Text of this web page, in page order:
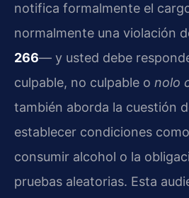
notifica formalmente el
normalmente una violación
266— y usted debe
culpable, no culpable o nolo
también aborda la cuestión
establecer condiciones
consumir alcohol o la
pruebas aleatorias. Esta